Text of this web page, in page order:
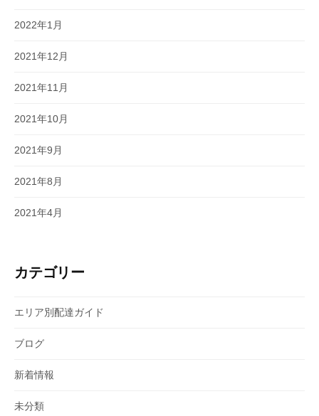
2022年1月
2021年12月
2021年11月
2021年10月
2021年9月
2021年8月
2021年4月
カテゴリー
エリア別配達ガイド
ブログ
新着情報
未分類